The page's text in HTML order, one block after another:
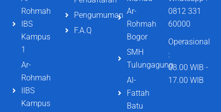
Rohmah
IBS
Kampus
1
Ar-
Rohmah
IIBS
Kampus
Pengumuman
F.A.Q
0812 331
60000
Operasional
:
08.00 WIB -
17.00 WIB
Ar-
Rohmah
Bogor
SMH
Tulungagung
Al-
Fattah
Batu